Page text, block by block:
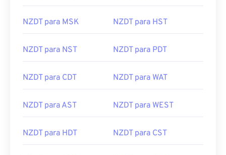
NZDT para MSK NZDT para HST
NZDT para NST NZDT para PDT
NZDT para CDT NZDT para WAT
NZDT para AST NZDT para WEST
NZDT para HDT NZDT para CST